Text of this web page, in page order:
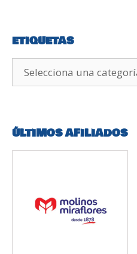
ETIQUETAS
ÚLTIMOS AFILIADOS